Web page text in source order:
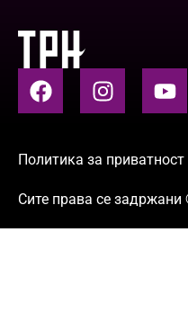
Политика за приватност
Сите права се